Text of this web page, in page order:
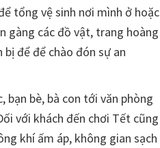
tổng vệ sinh nơi mình ở hoặc
gàng các đồ vật, trang hoàng
để để chào đón sự an
bạn bè, bà con tới văn phòng
với khách đến chơi Tết cũng
khí ấm áp, không gian sạch